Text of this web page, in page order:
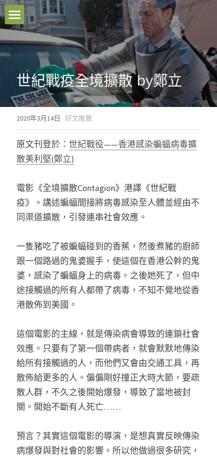
本站原創
好文推薦
影音分享
關於我們
臉書粉專
聯絡我們
Facebook
搜索
世紀戰疫全境擴散 by鄭立
2020年3月14日 · 好文推薦
原文刊登於： 世紀戰役——香港感染蝙蝠病毒擴
散美利堅(鄭立)
電影《全境擴散Contagion》港譯《世紀戰
疫》。講述蝙蝠間接將病毒感染至人體並經由不
同渠道擴散，引發連串社會效應。
一隻豬吃了被蝙蝠碰到的香蕉，然後煮豬的廚師
跟一個路過的鬼婆握手，使這個在香港公幹的鬼
婆，感染了蝙蝠身上的病毒。之後她死了，但中
途接觸過的所有人都帶了病毒，不知不覺地從香
港散佈到美國。
這個電影的主線，就是傳染病會導致的連鎖社會
效應。只要有了第一個帶病者，就會默默地傳染
給所有接觸過的人，而他們又會由交通工具，再
散佈給更多的人。偏偏剛好撞正大時大節，要疏
散人群，不久之後開始爆發，導致了當地被封
關。開始不斷有人死亡……
預言？其實這個電影的導演，是想真實反映傳染
病爆發與對社會的影響。所以他做過很多研究，